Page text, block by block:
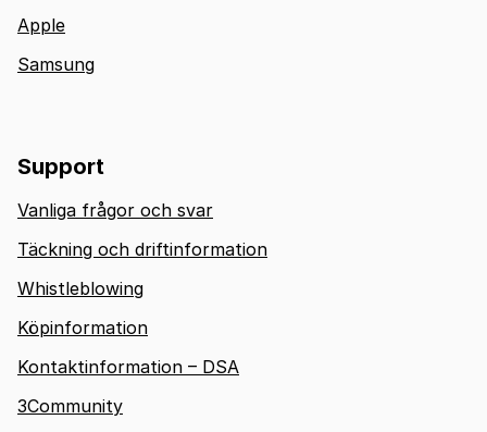
Apple
Samsung
Support
Vanliga frågor och svar
Täckning och driftinformation
Whistleblowing
Köpinformation
Kontaktinformation – DSA
3Community